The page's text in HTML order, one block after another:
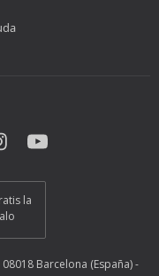
la
08018 Barcelona (España) -